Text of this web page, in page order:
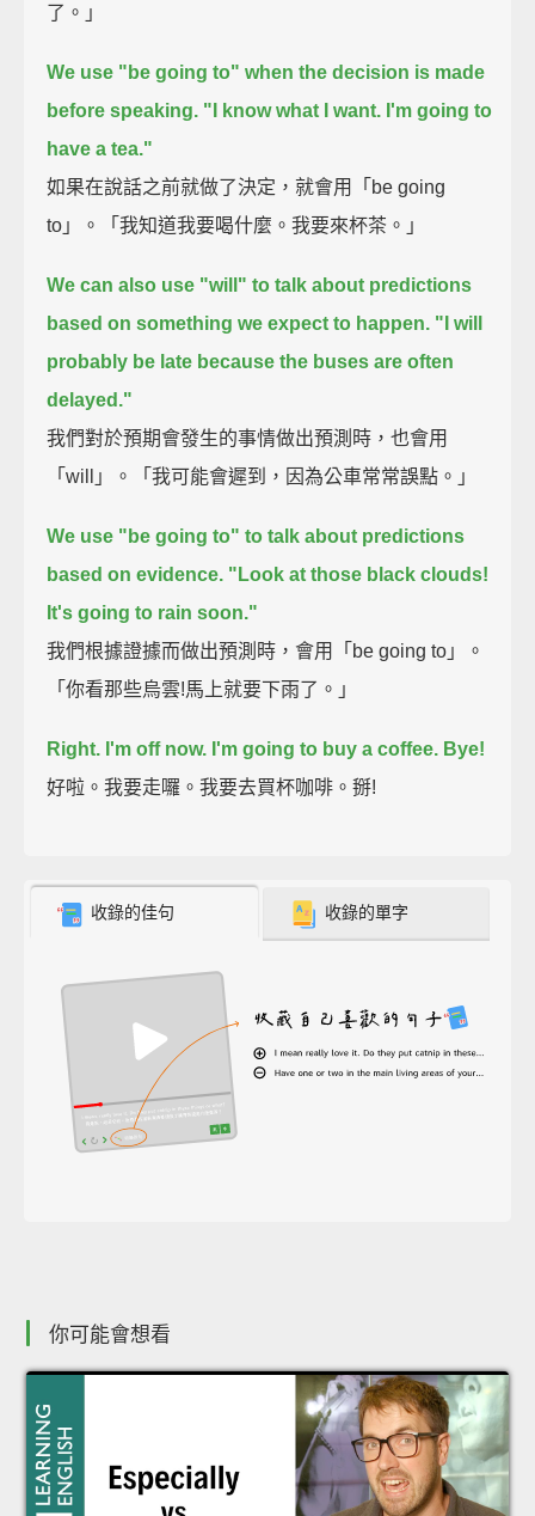
了。」
We use "be going to" when the decision is made
before speaking. "I know what I want. I'm going to
have a tea."
如果在說話之前就做了決定，就會用「be going
to」。「我知道我要喝什麼。我要來杯茶。」
We can also use "will" to talk about predictions
based on something we expect to happen. "I will
probably be late because the buses are often
delayed."
我們對於預期會發生的事情做出預測時，也會用
「will」。「我可能會遲到，因為公車常常誤點。」
We use "be going to" to talk about predictions
based on evidence. "Look at those black clouds!
It's going to rain soon."
我們根據證據而做出預測時，會用「be going to」。
「你看那些烏雲!馬上就要下雨了。」
Right. I'm off now. I'm going to buy a coffee. Bye!
好啦。我要走囉。我要去買杯咖啡。掰!
收錄的佳句 收錄的單字
你可能會想看